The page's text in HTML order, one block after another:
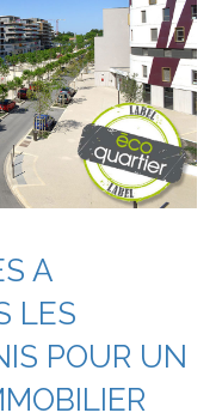
A
LES
POUR UN